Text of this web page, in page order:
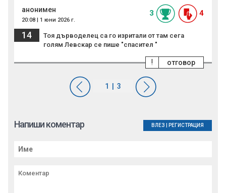
анонимен
20:08 | 1 юни 2026 г.
3 4
14
Тоя дърводелец са го изритали от там сега
голям Левскар се пише "спасител "
отговор
!
Напиши коментар ВЛЕЗ РЕГИСТРАЦИЯ